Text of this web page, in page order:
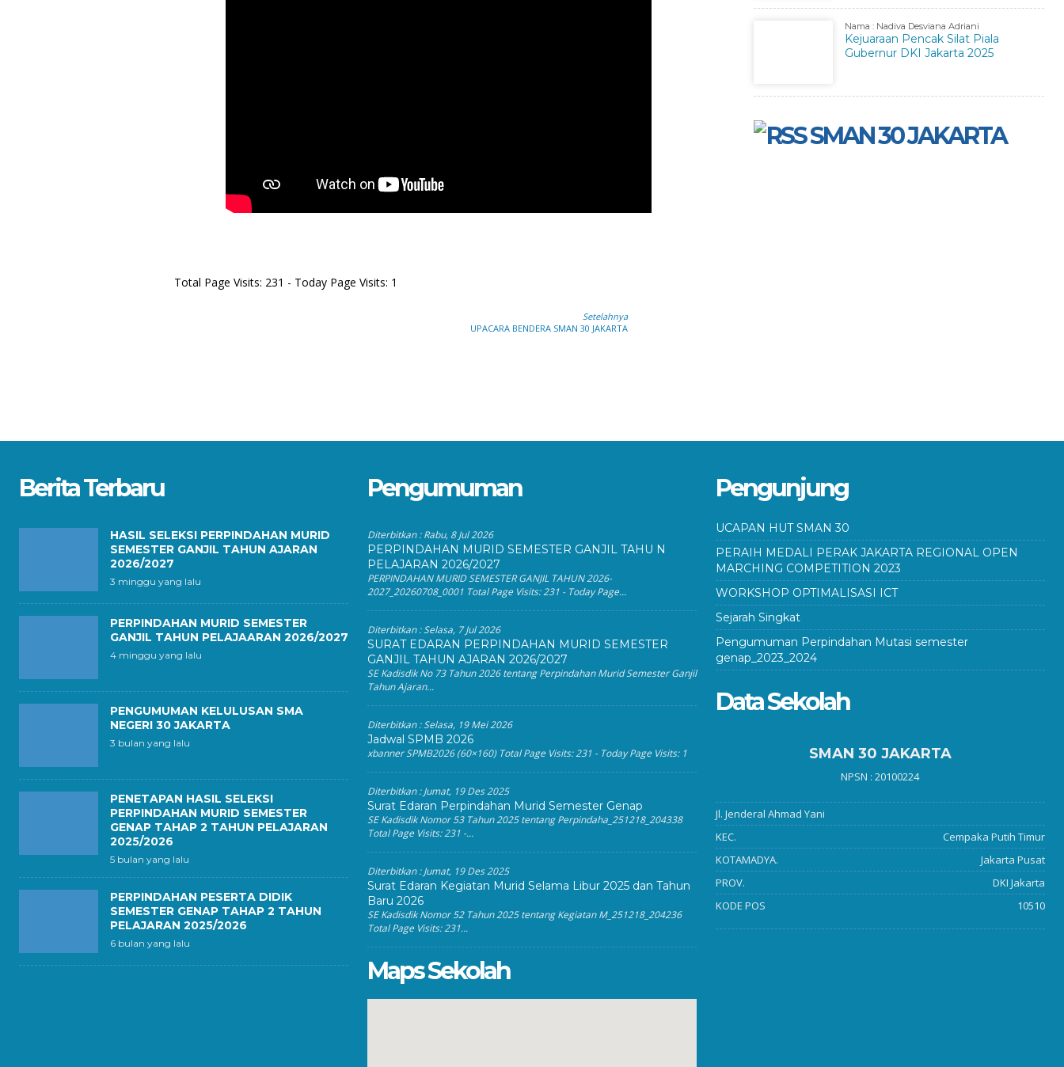
Total Page Visits: 231 - Today Page Visits: 1
Setelahnya
UPACARA BENDERA SMAN 30 JAKARTA
Nama : Nadiva Desviana Adriani
Kejuaraan Pencak Silat Piala
Gubernur DKI Jakarta 2025
SMAN 30 JAKARTA
Berita Terbaru
HASIL SELEKSI PERPINDAHAN MURID
SEMESTER GANJIL TAHUN AJARAN
2026/2027
3 minggu yang lalu
PERPINDAHAN MURID SEMESTER
GANJIL TAHUN PELAJAARAN 2026/2027
4 minggu yang lalu
PENGUMUMAN KELULUSAN SMA
NEGERI 30 JAKARTA
3 bulan yang lalu
PENETAPAN HASIL SELEKSI
PERPINDAHAN MURID SEMESTER
GENAP TAHAP 2 TAHUN PELAJARAN
2025/2026
5 bulan yang lalu
PERPINDAHAN PESERTA DIDIK
SEMESTER GENAP TAHAP 2 TAHUN
PELAJARAN 2025/2026
6 bulan yang lalu
Pengumuman
Diterbitkan :Rabu, 8 Jul 2026
PERPINDAHAN MURID SEMESTER GANJIL TAHU N
PELAJARAN 2026/2027
PERPINDAHAN MURID SEMESTER GANJIL TAHUN 2026-
2027_20260708_0001 Total Page Visits: 231 - Today Page...
Diterbitkan :Selasa, 7 Jul 2026
SURAT EDARAN PERPINDAHAN MURID SEMESTER
GANJIL TAHUN AJARAN 2026/2027
SE Kadisdik No 73 Tahun 2026 tentang Perpindahan Murid Semester Ganjil
Tahun Ajaran...
Diterbitkan :Selasa, 19 Mei 2026
Jadwal SPMB 2026
xbanner SPMB2026 (60×160) Total Page Visits: 231 - Today Page Visits: 1
Diterbitkan :Jumat, 19 Des 2025
Surat Edaran Perpindahan Murid Semester Genap
SE Kadisdik Nomor 53 Tahun 2025 tentang Perpindaha_251218_204338
Total Page Visits: 231 -...
Diterbitkan :Jumat, 19 Des 2025
Surat Edaran Kegiatan Murid Selama Libur 2025 dan Tahun
Baru 2026
SE Kadisdik Nomor 52 Tahun 2025 tentang Kegiatan M_251218_204236
Total Page Visits: 231...
Maps Sekolah
Pengunjung
UCAPAN HUT SMAN 30
PERAIH MEDALI PERAK JAKARTA REGIONAL OPEN
MARCHING COMPETITION 2023
WORKSHOP OPTIMALISASI ICT
Sejarah Singkat
Pengumuman Perpindahan Mutasi semester
genap_2023_2024
Data Sekolah
SMAN 30 JAKARTA
NPSN : 20100224
Jl. Jenderal Ahmad Yani
KEC.
Cempaka Putih Timur
KOTAMADYA.
Jakarta Pusat
PROV.
DKI Jakarta
KODE POS
10510